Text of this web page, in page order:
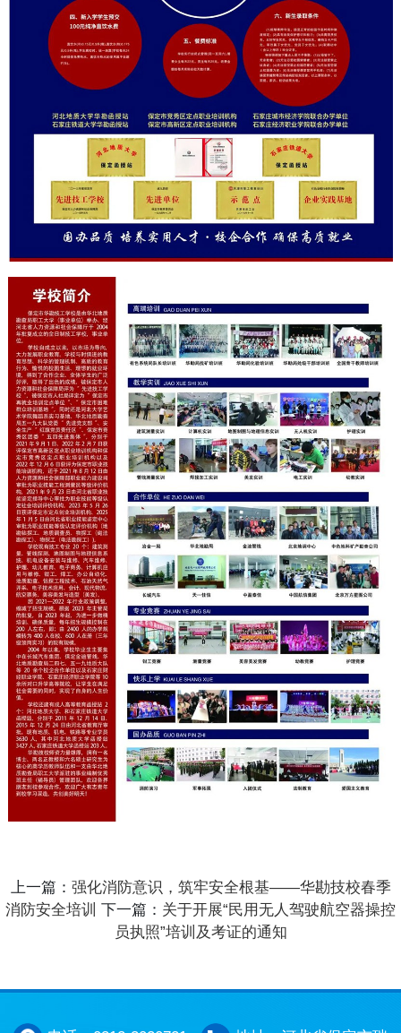
上一篇： 强化消防意识，筑牢安全根基——华勘技校春季
消防安全培训 下一篇： 关于开展“民用无人驾驶航空器操控
员执照”培训及考证的通知